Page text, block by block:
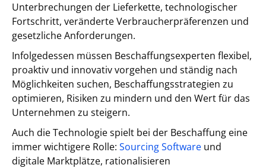
Unterbrechungen der Lieferkette, technologischer
Fortschritt, veränderte Verbraucherpräferenzen und
gesetzliche Anforderungen.
Infolgedessen müssen Beschaffungsexperten flexibel,
proaktiv und innovativ vorgehen und ständig nach
Möglichkeiten suchen, Beschaffungsstrategien zu
optimieren, Risiken zu mindern und den Wert für das
Unternehmen zu steigern.
Auch die Technologie spielt bei der Beschaffung eine
immer wichtigere Rolle: Sourcing Software und
digitale Marktplätze, rationalisieren